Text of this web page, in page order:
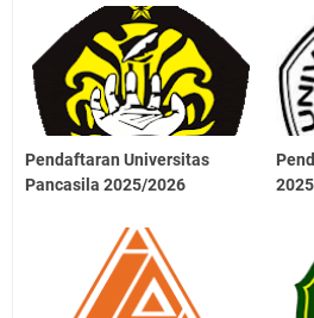
Pendaftaran Universitas
Pancasila 2025/2026